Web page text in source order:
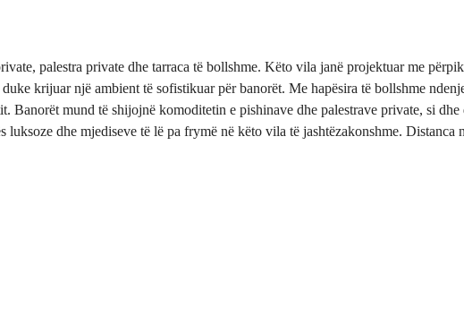
palestra private dhe tarraca të bollshme. Këto vila janë projektuar me
krijuar një ambient të sofistikuar për banorët. Me hapësira të bollshme
mund të shijojnë komoditetin e pishinave dhe palestrave private, si dhe
dhe mjediseve të lë pa frymë në këto vila të jashtëzakonshme. Distanca